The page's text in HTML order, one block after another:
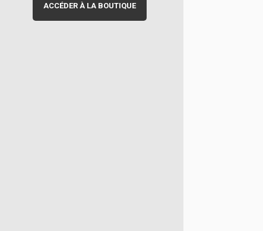
ACCÉDER À LA BOUTIQUE